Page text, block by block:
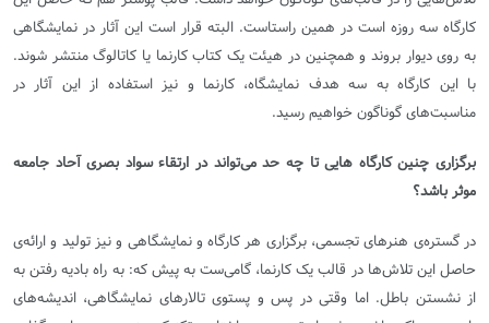
کارگاه سه روزه است در همین راستاست. البته قرار است این آثار در نمایشگاهی
به روی دیوار بروند و همچنین در هیئت یک کتاب کارنما یا کاتالوگ منتشر شوند.
با این کارگاه به سه هدف نمایشگاه، کارنما و نیز استفاده از این آثار در
مناسبت‌های گوناگون خواهیم رسید.
برگزاری چنین کارگاه هایی تا چه حد می‌تواند در ارتقاء ‌سواد بصری آحاد جامعه
موثر باشد؟
در گستره‌ی هنرهای تجسمی، برگزاری هر کارگاه و نمایشگاهی و نیز تولید و ارائه‌ی
حاصل این تلاش‌ها در قالب یک کارنما، گامی‌ست به پیش که: به راه بادیه رفتن به
از نشستن باطل. اما وقتی در پس و پستوی تالارهای نمایشگاهی، اندیشه‌های